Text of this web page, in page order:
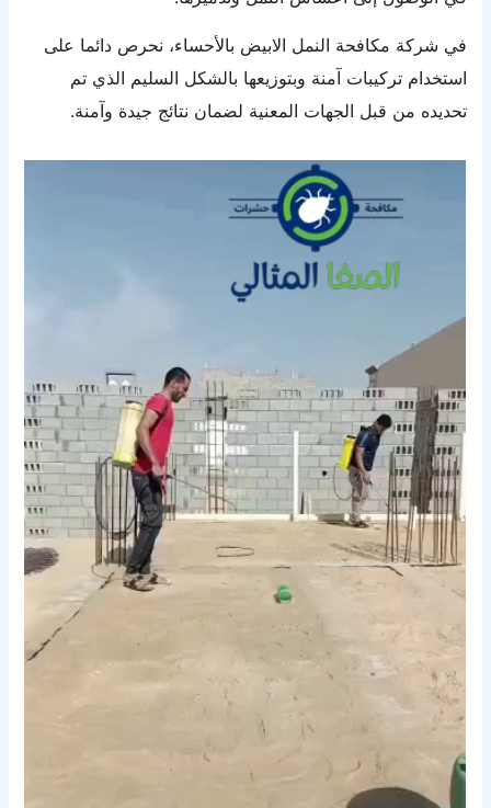
في شركة مكافحة النمل الابيض بالأحساء، نحرص دائما على
استخدام تركيبات آمنة وبتوزيعها بالشكل السليم الذي تم
تحديده من قبل الجهات المعنية لضمان نتائج جيدة وآمنة.